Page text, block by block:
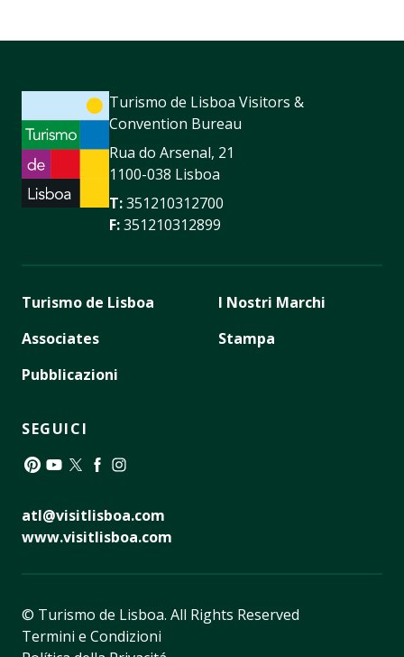
Turismo de Lisboa Visitors &
Convention Bureau
Rua do Arsenal, 21
1100-038 Lisboa
T:351210312700
F:351210312899
Turismo de Lisboa
Associates
Pubblicazioni
I Nostri Marchi
Stampa
SEGUICI
atl@visitlisboa.com
www.visitlisboa.com
© Turismo de Lisboa. All Rights Reserved
Termini e Condizioni